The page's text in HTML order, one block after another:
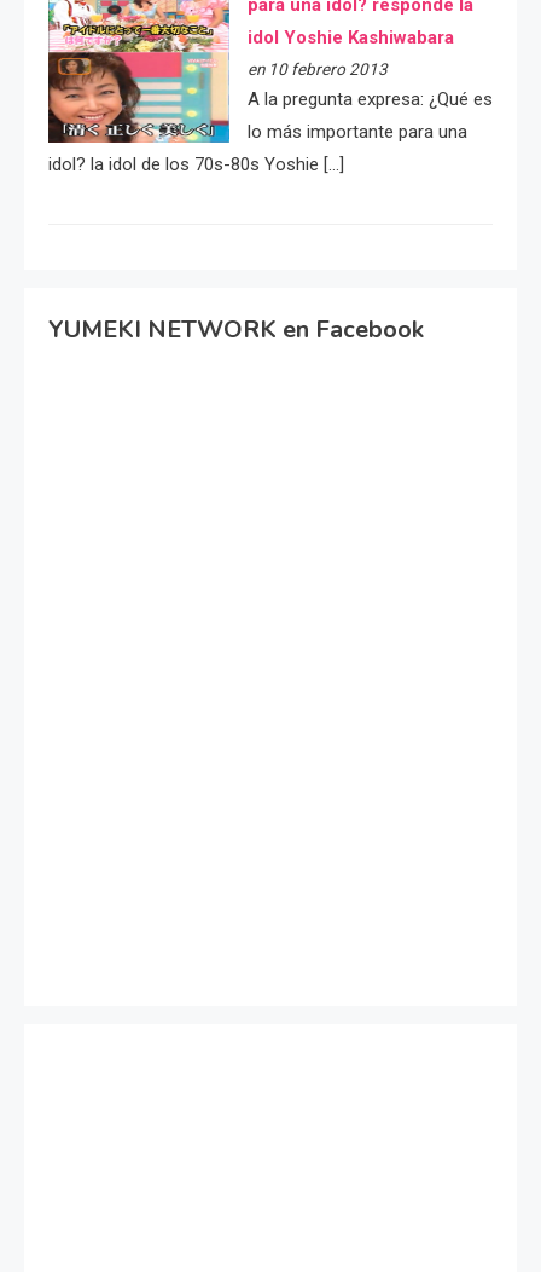
para una idol? responde la
idol Yoshie Kashiwabara
en 10 febrero 2013
A la pregunta expresa: ¿Qué es
lo más importante para una
idol? la idol de los 70s-80s Yoshie […]
YUMEKI NETWORK en Facebook